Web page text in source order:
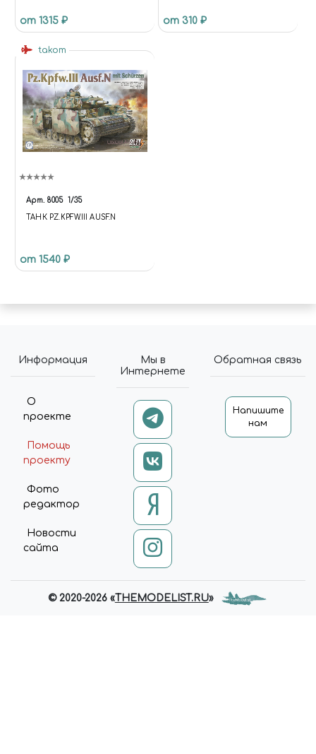
от 1315 ₽
GREEN
от 310 ₽
takom
Арт. 8005 1/35
ТАНК PZ.KPFW.III AUSF.N
от 1540 ₽
Информация
О
проекте
Помощь
проекту
Фото
редактор
Новости
сайта
Мы в
Интернете
Обратная связь
Напишите
нам
© 2020-2026 «THEMODELIST.RU»